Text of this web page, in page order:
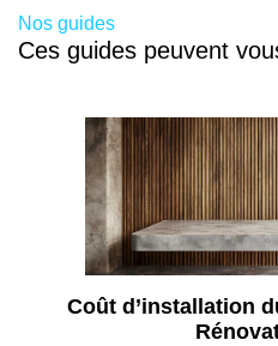
Nos guides
Ces guides peuvent
Coût d’installation